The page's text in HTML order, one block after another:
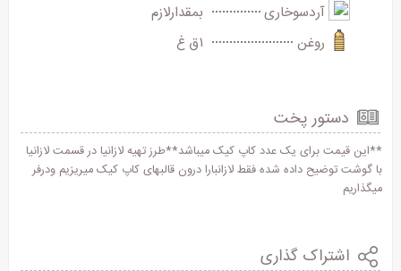
آردسوخاری
بمقدارلازم
روغن
۱ق غ
دستور پخت
**این قیمت برای یک عدد کاپ کیک میباشد**طرز تهیه لازانیا در قسمت لازانیا
با گوشت توضیح داده شده فقط لازانبارا درون قالبهای کاپ کیک میریزیم ودرفر
میگذاریم
اشتراک گذاری